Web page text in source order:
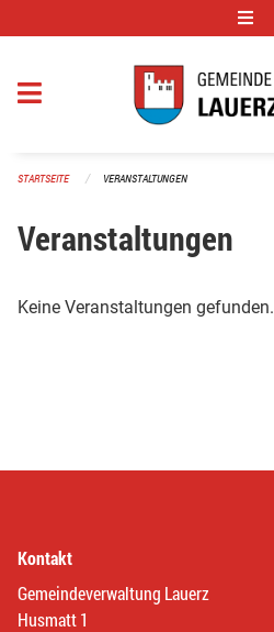
STARTSEITE VERANSTALTUNGEN
Veranstaltungen
Keine Veranstaltungen gefunden.
Kontakt
Gemeindeverwaltung Lauerz
Husmatt 1